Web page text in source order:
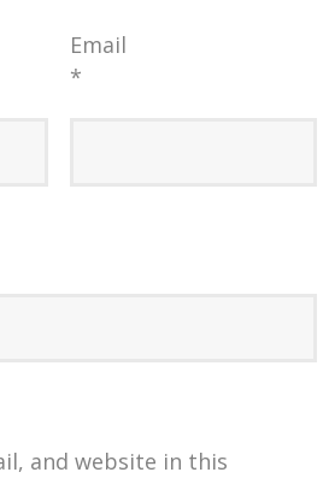
Email
*
and website in this